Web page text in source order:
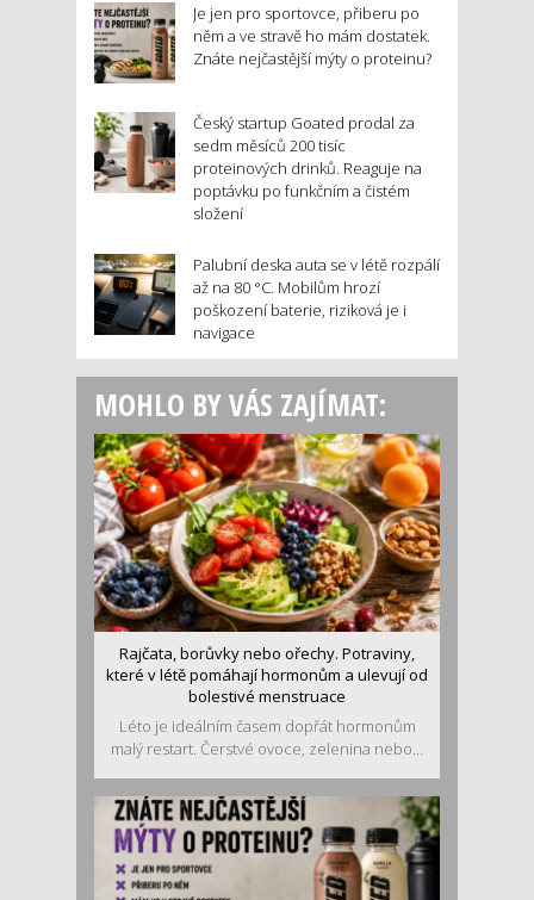
Je jen pro sportovce, přiberu po
něm a ve stravě ho mám dostatek.
Znáte nejčastější mýty o proteinu?
Český startup Goated prodal za
sedm měsíců 200 tisíc
proteinových drinků. Reaguje na
poptávku po funkčním a čistém
složení
Palubní deska auta se v létě rozpálí
až na 80 °C. Mobilům hrozí
poškození baterie, riziková je i
navigace
MOHLO BY VÁS ZAJÍMAT:
Rajčata, borůvky nebo ořechy. Potraviny,
které v létě pomáhají hormonům a ulevují od
bolestivé menstruace
Léto je ideálním časem dopřát hormonům
malý restart. Čerstvé ovoce, zelenina nebo...